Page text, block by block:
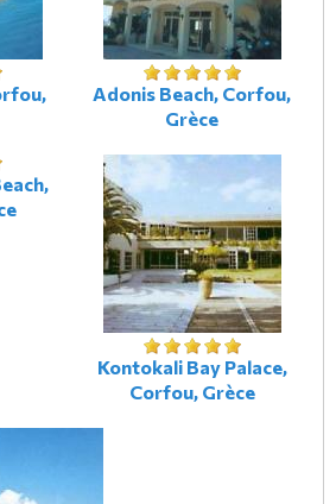
Adonis Beach, Corfou,
Grèce
Kontokali Bay Palace,
Corfou, Grèce